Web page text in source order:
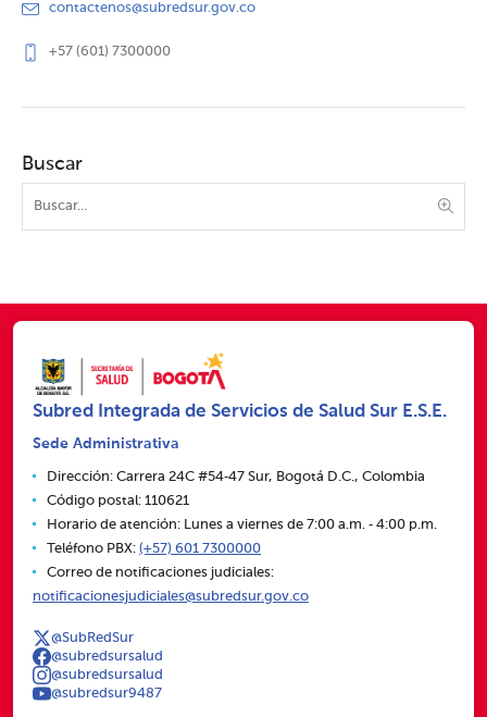
contactenos@subredsur.gov.co
+57 (601) 7300000
Buscar
Subred Integrada de Servicios de Salud Sur E.S.E.
Sede Administrativa
Dirección: Carrera 24C #54‑47 Sur, Bogotá D.C., Colombia
Código postal: 110621
Horario de atención: Lunes a viernes de 7:00 a.m. ‑ 4:00 p.m.
Teléfono PBX: (+57) 601 7300000
Correo de notificaciones judiciales:
notificacionesjudiciales@subredsur.gov.co
@SubRedSur
@subredsursalud
@subredsursalud
@subredsur9487